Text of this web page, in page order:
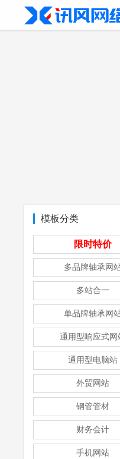
模板分类
限时特价
多品牌轴承网
多站合一
单品牌轴承网
通用型响应式网
通用型电脑站
外贸网站
钢管管材
财务会计
手机网站